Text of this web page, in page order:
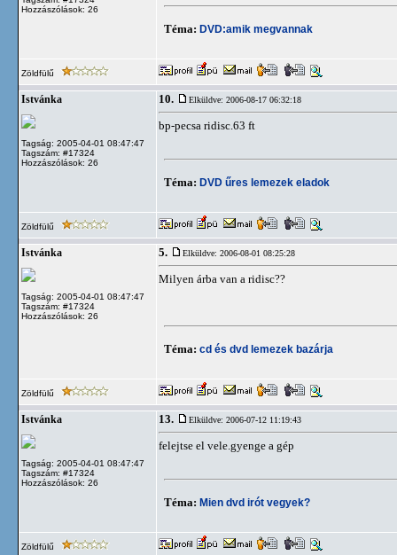
Hozzászólások: 26
Téma: DVD:amik megvannak
Zöldfülű
Istvánka
Tagság: 2005-04-01 08:47:47
Tagszám: #17324
Hozzászólások: 26
10. Elküldve: 2006-08-17 06:32:18
bp-pecsa ridisc.63 ft
Téma: DVD űres lemezek eladok
Zöldfülű
Istvánka
Tagság: 2005-04-01 08:47:47
Tagszám: #17324
Hozzászólások: 26
5. Elküldve: 2006-08-01 08:25:28
Milyen árba van a ridisc??
Téma: cd és dvd lemezek bazárja
Zöldfülű
Istvánka
Tagság: 2005-04-01 08:47:47
Tagszám: #17324
Hozzászólások: 26
13. Elküldve: 2006-07-12 11:19:43
felejtse el vele.gyenge a gép
Téma: Mien dvd irót vegyek?
Zöldfülű